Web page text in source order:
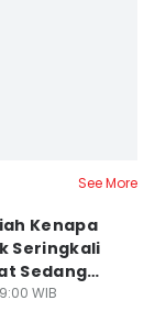
See More
Kenapa
Seringkali
Sedang
di Depan
WIB